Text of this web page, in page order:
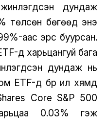
дундаж
төлсөн бөгөөд энэ
аас эрс буурсан.
үүд харьцангуй бага
дундаж нь
үүд бүр илүү хямд
Core S&P 500
0.03% гэж